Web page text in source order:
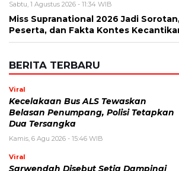
Kecelakaan Bus ALS Tewaskan
Belasan Penumpang, Polisi Tetapkan
Dua Tersangka
Kamis, 6 Agu 2026 - 15:46 WIB
Viral
Sarwendah Disebut Setia Dampingi
Ruben Onsu Saat Kondisi Kritis, Ini
Kabar Terbarunya
Kamis, 6 Agu 2026 - 15:25 WIB
Cara Ikut Upacara Kemerdekaan di
Istana 17 Agustus 2026, Syarat dan
Link Pendaftaran